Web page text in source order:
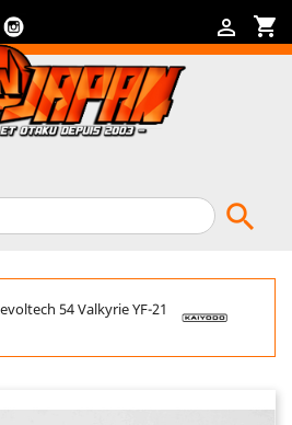
shopping_cart

YouTube

54 Valkyrie YF-21